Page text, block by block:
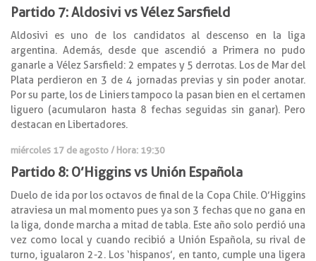
Partido 7: Aldosivi vs Vélez Sarsfield
Aldosivi es uno de los candidatos al descenso en la liga
argentina. Además, desde que ascendió a Primera no pudo
ganarle a Vélez Sarsfield: 2 empates y 5 derrotas. Los de Mar del
Plata perdieron en 3 de 4 jornadas previas y sin poder anotar.
Por su parte, los de Liniers tampoco la pasan bien en el certamen
liguero (acumularon hasta 8 fechas seguidas sin ganar). Pero
destacan en Libertadores.
miércoles 17 de agosto / Hora: 19:30
Partido 8: O’Higgins vs Unión Española
Duelo de ida por los octavos de final de la Copa Chile. O’Higgins
atraviesa un mal momento pues ya son 3 fechas que no gana en
la liga, donde marcha a mitad de tabla. Este año solo perdió una
vez como local y cuando recibió a Unión Española, su rival de
turno, igualaron 2-2. Los ‘hispanos’, en tanto, cumple una ligera